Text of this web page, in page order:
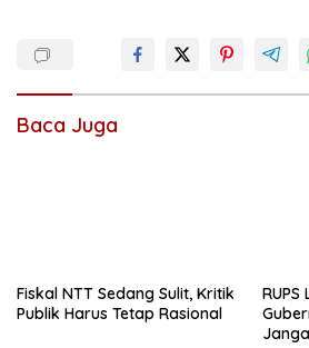
Baca Juga
Fiskal NTT Sedang Sulit, Kritik
Publik Harus Tetap Rasional
RUPS